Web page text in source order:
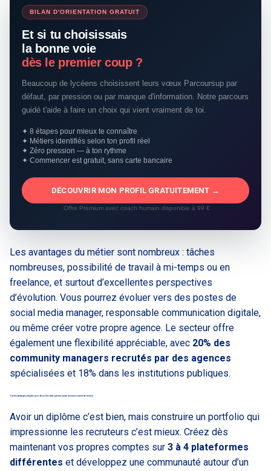
BILAN D'ORIENTATION GRATUIT
Et si tu choisissais
la bonne voie
dès le premier coup ?
Beaucoup de lycéens choisissent leurs vœux Parcoursup par
défaut, par pression ou par manque d'information. Notre parcours
guidé t'aide à faire un choix qui vient vraiment de toi.
✦ 8 étapes pour mieux te connaître
✦ Métiers identifiés selon ton profil réel
✦ Zéro pression — à ton rythme
✦ Commencer est gratuit, sans carte bancaire
DÉCOUVRIR MON PROFIL GRATUITEMENT →
Offre Premium avec coach humain disponible à 99 €
Les avantages du métier sont nombreux : tâches
nombreuses, possibilité de travail à mi-temps ou en
freelance, et surtout d’excellentes perspectives
d’évolution. Vous pourrez évoluer vers des postes de
social media manager, responsable communication digitale,
ou même créer votre propre agence. Le secteur offre
également une flexibilité appréciable, avec 20% des
community managers recrutés par des agences
spécialisées et 18% dans les institutions publiques.
Quelles stratégies adopter pour décrocher votre premier poste (les vrais conseils de terrain)
Avoir un diplôme c’est bien, mais construire un portfolio qui
impressionne les recruteurs c’est mieux. Créez dès
maintenant vos propres comptes sur 3 à 4 plateformes
différentes et développez une communauté autour d’un